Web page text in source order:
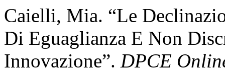
Caielli, Mia. “Le
Di Eguaglianza E Non
Innovazione”. DPCE